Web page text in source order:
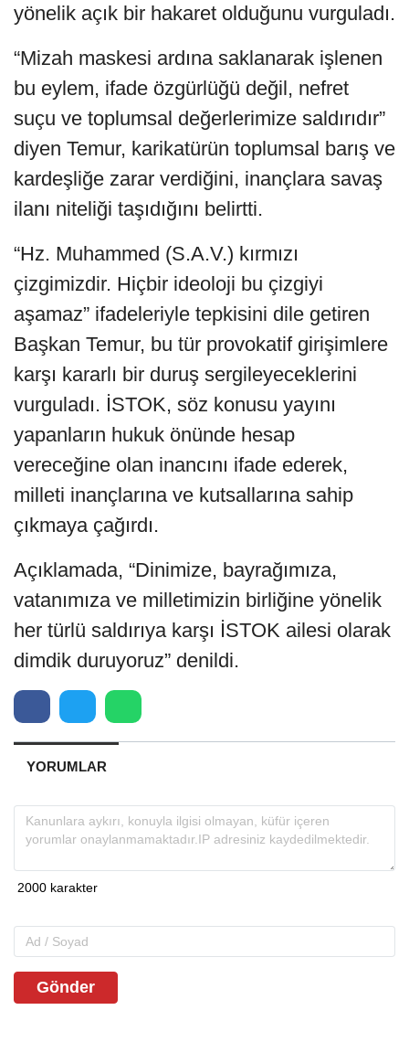
yönelik açık bir hakaret olduğunu vurguladı.
“Mizah maskesi ardına saklanarak işlenen
bu eylem, ifade özgürlüğü değil, nefret
suçu ve toplumsal değerlerimize saldırıdır”
diyen Temur, karikatürün toplumsal barış ve
kardeşliğe zarar verdiğini, inançlara savaş
ilanı niteliği taşıdığını belirtti.
“Hz. Muhammed (S.A.V.) kırmızı
çizgimizdir. Hiçbir ideoloji bu çizgiyi
aşamaz” ifadeleriyle tepkisini dile getiren
Başkan Temur, bu tür provokatif girişimlere
karşı kararlı bir duruş sergileyeceklerini
vurguladı. İSTOK, söz konusu yayını
yapanların hukuk önünde hesap
vereceğine olan inancını ifade ederek,
milleti inançlarına ve kutsallarına sahip
çıkmaya çağırdı.
Açıklamada, “Dinimize, bayrağımıza,
vatanımıza ve milletimizin birliğine yönelik
her türlü saldırıya karşı İSTOK ailesi olarak
dimdik duruyoruz” denildi.
YORUMLAR
Gönder